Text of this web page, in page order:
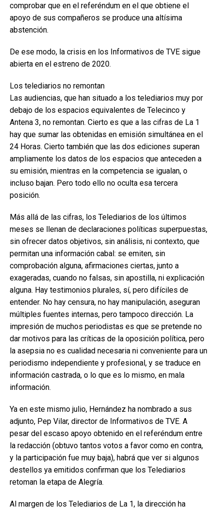
comprobar que en el referéndum en el que obtiene el
apoyo de sus compañeros se produce una altísima
abstención.
De ese modo, la crisis en los Informativos de TVE sigue
abierta en el estreno de 2020.
Los telediarios no remontan
Las audiencias, que han situado a los telediarios muy por
debajo de los espacios equivalentes de Telecinco y
Antena 3, no remontan. Cierto es que a las cifras de La 1
hay que sumar las obtenidas en emisión simultánea en el
24 Horas. Cierto también que las dos ediciones superan
ampliamente los datos de los espacios que anteceden a
su emisión, mientras en la competencia se igualan, o
incluso bajan. Pero todo ello no oculta esa tercera
posición.
Más allá de las cifras, los Telediarios de los últimos
meses se llenan de declaraciones políticas superpuestas,
sin ofrecer datos objetivos, sin análisis, ni contexto, que
permitan una información cabal: se emiten, sin
comprobación alguna, afirmaciones ciertas, junto a
exageradas, cuando no falsas, sin apostilla, ni explicación
alguna. Hay testimonios plurales, sí, pero difíciles de
entender. No hay censura, no hay manipulación, aseguran
múltiples fuentes internas, pero tampoco dirección. La
impresión de muchos periodistas es que se pretende no
dar motivos para las críticas de la oposición política, pero
la asepsia no es cualidad necesaria ni conveniente para un
periodismo independiente y profesional, y se traduce en
información castrada, o lo que es lo mismo, en mala
información.
Ya en este mismo julio, Hernández ha nombrado a sus
adjunto, Pep Vilar, director de Informativos de TVE. A
pesar del escaso apoyo obtenido en el referéndum entre
la redacción (obtuvo tantos votos a favor como en contra,
y la participación fue muy baja), habrá que ver si algunos
destellos ya emitidos confirman que los Telediarios
retoman la etapa de Alegría.
Al margen de los Telediarios de La 1, la dirección ha